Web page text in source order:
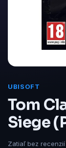
UBISOFT
Tom
Siege
Zatiaľ bez